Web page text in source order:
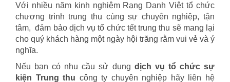
Với nhiều năm kinh nghiệm Rạng Danh Việt tổ chức
chương trình trung thu cùng sự chuyên nghiệp, tận
tâm, đảm bảo dịch vụ tổ chức tết trung thu sẽ mang lại
cho quý khách hàng một ngày hội trăng rằm vui vẻ và ý
nghĩa.
Nếu bạn có nhu cầu sử dụng dịch vụ tổ chức sự
kiện Trung thu công ty chuyên nghiệp hãy liên hệ